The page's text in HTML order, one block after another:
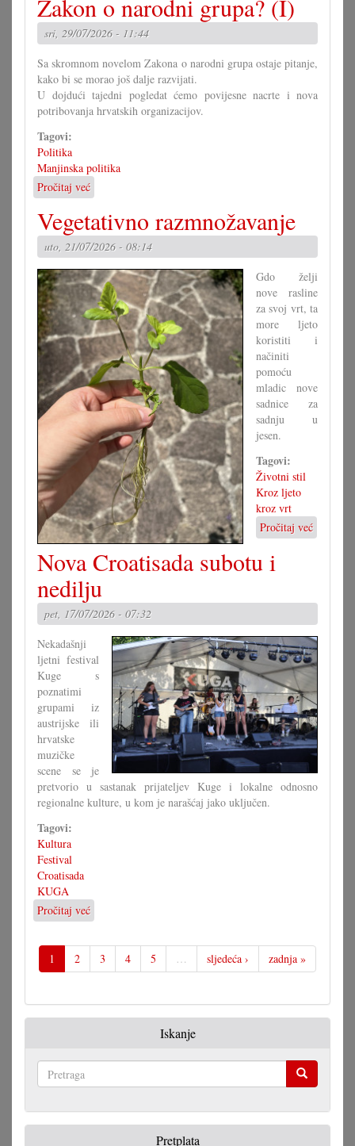
pomoći
Savjet
mladih?
Zakon o narodni grupa? (I)
sri, 29/07/2026 - 11:44
Sa skromnom novelom Zakona o narodni grupa ostaje pitanje,
kako bi se morao još dalje razvijati.
U dojdući tajedni pogledat ćemo povijesne nacrte i nova
potribovanja hrvatskih organizacijov.
Tagovi:
Politika
Manjinska politika
Pročitaj već
Kako
bi
morao
izgledati
Zakon
o
narodni
grupa?
(I)
Vegetativno razmnožavanje
uto, 21/07/2026 - 08:14
Gdo želji
nove rasline
za svoj vrt, ta
more ljeto
koristiti i
načiniti
pomoću
mladic nove
sadnice za
sadnju u
jesen.
Tagovi:
Životni stil
Kroz ljeto
kroz vrt
Pročitaj već
Nova Croatisada subotu i
nedilju
pet, 17/07/2026 - 07:32
Nekadašnji
ljetni festival
Kuge s
poznatimi
grupami iz
austrijske ili
hrvatske
muzičke
scene se je
pretvorio u sastanak prijateljev Kuge i lokalne odnosno
regionalne kulture, u kom je narašćaj jako uključen.
Tagovi:
Kultura
Festival
Croatisada
KUGA
Pročitaj već
Nova
Croatisada
subotu
i
1 2 3 4 5 … sljedeća › zadnja »
Iskanje
Pretplata